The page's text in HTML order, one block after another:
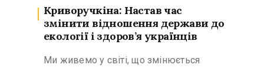
Криворучкіна: Настав час
змінити відношення держави до
екології і здоров’я українців
Ми живемо у світі, що змінюється